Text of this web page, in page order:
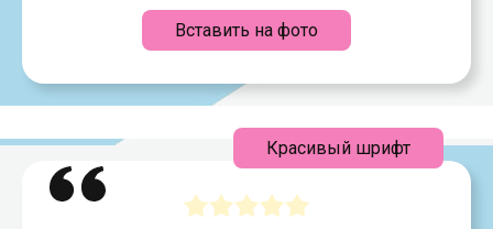
Вставить на фото
Красивый шрифт